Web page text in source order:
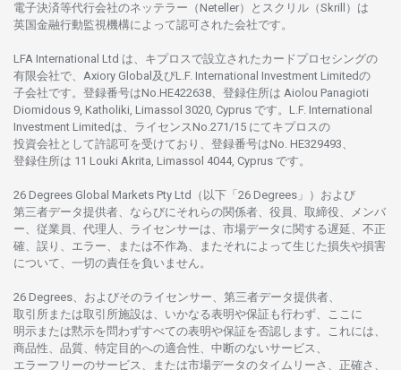
電子決済等代行会社のネッテラー （Neteller）と スクリル （Skrill）は
英国金融行動監視機構によって認可さ れた会社です。
LFA International Ltd は、 キプロスで設立さ れた カードプロセシングの
有限会社で、Axiory Global 及びL.F. International Investment Limitedの
子会社です。 登録番号はNo.HE422638、 登録住所は Aiolou Panagioti
Diomidous 9, Katholiki, Limassol 3020, Cyprus です。L.F. International
Investment Limitedは、 ライセンスNo.271/15 にてキプロスの
投資会社として許認可を受けており、 登録番号はNo. HE329493、
登録住所は 11 Louki Akrita, Limassol 4044, Cyprus です。
26 Degrees Global Markets Pty Ltd（以下「26 Degrees」） および
第三者データ提供者、ならびにそれらの関係者、役員、取締役、メンバ
ー、従業員、代理人、ライセンサーは、 市場データに関する遅延、不正
確、誤り、エラー、
または不作為、 またそれによって生じた損失や損害
について、 一切の責任を負いません。
26 Degrees、 およびそのライセンサー、 第三者データ提供者、
取引所または取引所施設は、いかなる表明や保証も行わず、 ここに
明示または黙示を 問わずすべての表明や保証を否認し ます。 これには、
商品性、品質、 特定目的への適合性、 中断のないサービス、
エラーフリーのサービス、 または市場データのタイムリーさ、正確さ、